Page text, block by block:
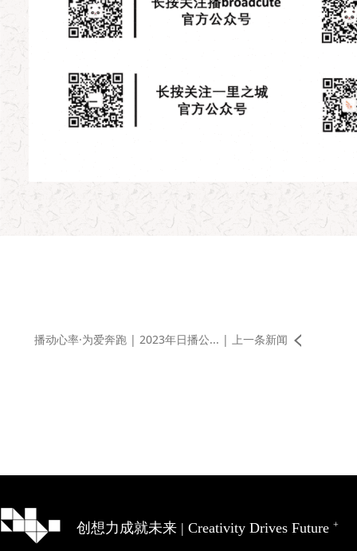
播动心率·为爱奔跑 | 2023年日播公... | 上一条新闻
创想力成就未来 | Creativity Drives Future